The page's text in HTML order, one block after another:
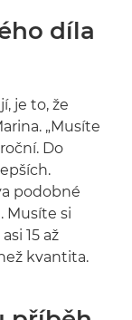
díla
je to, že
„Musíte
Do
podobné
Musíte si
15 až
kvantita.